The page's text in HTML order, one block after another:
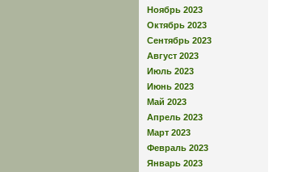
Ноябрь 2023
Октябрь 2023
Сентябрь 2023
Август 2023
Июль 2023
Июнь 2023
Май 2023
Апрель 2023
Март 2023
Февраль 2023
Январь 2023